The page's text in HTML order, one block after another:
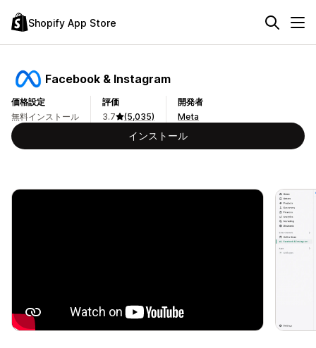
Shopify App Store
Facebook & Instagram
価格設定
無料インストール
評価
3.7
(5,035)
開発者
Meta
インストール